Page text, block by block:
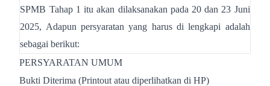
SPMB Tahap 1 itu akan dilaksanakan pada 20 dan 23 Juni
2025, Adapun persyaratan yang harus di lengkapi adalah
sebagai berikut:
PERSYARATAN UMUM
Bukti Diterima (Printout atau diperlihatkan di HP)